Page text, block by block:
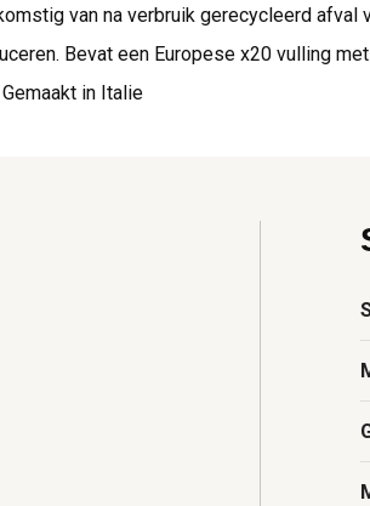
van na verbruik gerecycleerd
Bevat een Europese x20 vulling
in Italie